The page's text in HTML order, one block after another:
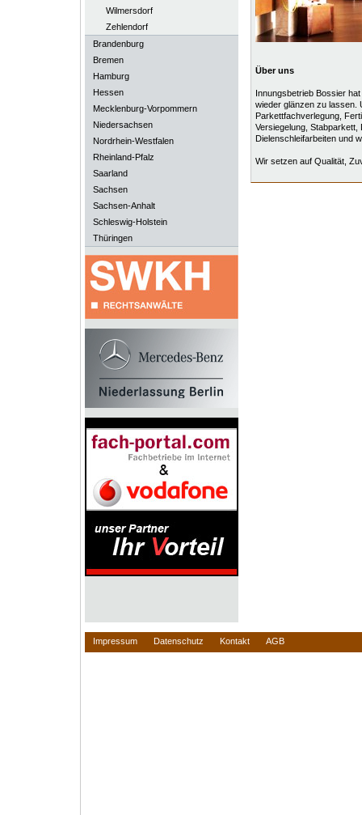
Wilmersdorf
Zehlendorf
Brandenburg
Bremen
Hamburg
Hessen
Mecklenburg-Vorpommern
Niedersachsen
Nordrhein-Westfalen
Rheinland-Pfalz
Saarland
Sachsen
Sachsen-Anhalt
Schleswig-Holstein
Thüringen
Über uns
Innungsbetrieb Bossier
wieder glänzen zu lassen.
Parkettfachverlegung,
Versiegelung, Stabparkett,
Dielenschleifarbeiten und
Wir setzen auf Qualität,
Impressum Datenschutz Kontakt AGB